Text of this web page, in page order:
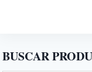
BUSCAR